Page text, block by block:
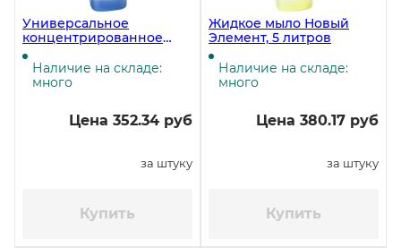
Универсальное
концентрированное
моющее средство Новый
Элемент, ПЭТ, 5 литров
Наличие на складе:
много
Цена 352.34 руб
за штуку
Купить
Жидкое мыло Новый
Элемент, 5 литров
Наличие на складе:
много
Цена 380.17 руб
за штуку
Купить